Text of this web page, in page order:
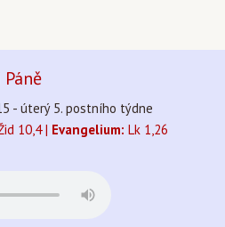
- úterý 5. postního týdne
10,4 | Evangelium: Lk 1,26